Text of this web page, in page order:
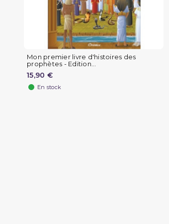
Mon premier livre d'histoires des
prophètes - Edition...
15,90 €
En stock